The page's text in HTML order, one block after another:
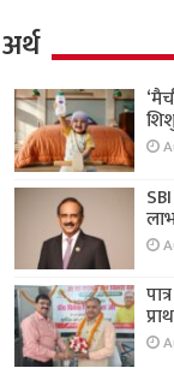
अर्थ